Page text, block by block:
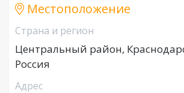
Местоположение
Страна и регион
Центральный район,
Россия
Адрес